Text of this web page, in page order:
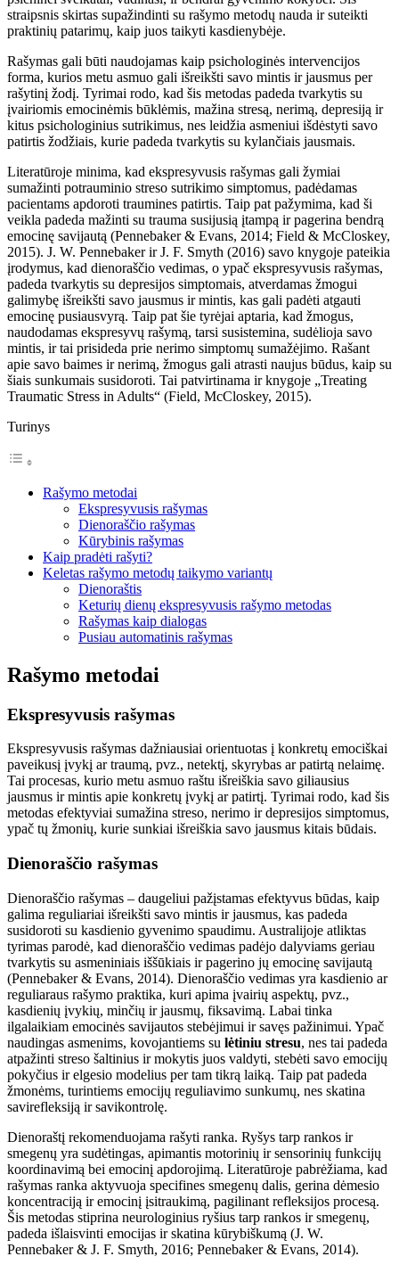
straipsnis skirtas supažindinti su rašymo metodų nauda ir suteikti
praktinių patarimų, kaip juos taikyti kasdienybėje.
Rašymas gali būti naudojamas kaip psichologinės intervencijos
forma, kurios metu asmuo gali išreikšti savo mintis ir jausmus per
rašytinį žodį. Tyrimai rodo, kad šis metodas padeda tvarkytis su
įvairiomis emocinėmis būklėmis, mažina stresą, nerimą, depresiją ir
kitus psichologinius sutrikimus, nes leidžia asmeniui išdėstyti savo
patirtis žodžiais, kurie padeda tvarkytis su kylančiais jausmais.
Literatūroje minima, kad ekspresyvusis rašymas gali žymiai
sumažinti potrauminio streso sutrikimo simptomus, padėdamas
pacientams apdoroti traumines patirtis. Taip pat pažymima, kad ši
veikla padeda mažinti su trauma susijusią įtampą ir pagerina bendrą
emocinę savijautą (Pennebaker & Evans, 2014; Field & McCloskey,
2015). J. W. Pennebaker ir J. F. Smyth (2016) savo knygoje pateikia
įrodymus, kad dienoraščio vedimas, o ypač ekspresyvusis rašymas,
padeda tvarkytis su depresijos simptomais, atverdamas žmogui
galimybę išreikšti savo jausmus ir mintis, kas gali padėti atgauti
emocinę pusiausvyrą. Taip pat šie tyrėjai aptaria, kad žmogus,
naudodamas ekspresyvų rašymą, tarsi susistemina, sudėlioja savo
mintis, ir tai prisideda prie nerimo simptomų sumažėjimo. Rašant
apie savo baimes ir nerimą, žmogus gali atrasti naujus būdus, kaip su
šiais sunkumais susidoroti. Tai patvirtinama ir knygoje „Treating
Traumatic Stress in Adults“ (Field, McCloskey, 2015).
Turinys
Rašymo metodai
Ekspresyvusis rašymas
Dienoraščio rašymas
Kūrybinis rašymas
Kaip pradėti rašyti?
Keletas rašymo metodų taikymo variantų
Dienoraštis
Keturių dienų ekspresyvusis rašymo metodas
Rašymas kaip dialogas
Pusiau automatinis rašymas
Rašymo metodai
Ekspresyvusis rašymas
Ekspresyvusis rašymas dažniausiai orientuotas į konkretų emociškai
paveikusį įvykį ar traumą, pvz., netektį, skyrybas ar patirtą nelaimę.
Tai procesas, kurio metu asmuo raštu išreiškia savo giliausius
jausmus ir mintis apie konkretų įvykį ar patirtį. Tyrimai rodo, kad šis
metodas efektyviai sumažina streso, nerimo ir depresijos simptomus,
ypač tų žmonių, kurie sunkiai išreiškia savo jausmus kitais būdais.
Dienoraščio rašymas
Dienoraščio rašymas – daugeliui pažįstamas efektyvus būdas, kaip
galima reguliariai išreikšti savo mintis ir jausmus, kas padeda
susidoroti su kasdienio gyvenimo spaudimu. Australijoje atliktas
tyrimas parodė, kad dienoraščio vedimas padėjo dalyviams geriau
tvarkytis su asmeniniais iššūkiais ir pagerino jų emocinę savijautą
(Pennebaker & Evans, 2014). Dienoraščio vedimas yra kasdienio ar
reguliaraus rašymo praktika, kuri apima įvairių aspektų, pvz.,
kasdienių įvykių, minčių ir jausmų, fiksavimą. Labai tinka
ilgalaikiam emocinės savijautos stebėjimui ir savęs pažinimui. Ypač
naudingas asmenims, kovojantiems su lėtiniu stresu, nes tai padeda
atpažinti streso šaltinius ir mokytis juos valdyti, stebėti savo emocijų
pokyčius ir elgesio modelius per tam tikrą laiką. Taip pat padeda
žmonėms, turintiems emocijų reguliavimo sunkumų, nes skatina
savirefleksiją ir savikontrolę.
Dienoraštį rekomenduojama rašyti ranka. Ryšys tarp rankos ir
smegenų yra sudėtingas, apimantis motorinių ir sensorinių funkcijų
koordinavimą bei emocinį apdorojimą. Literatūroje pabrėžiama, kad
rašymas ranka aktyvuoja specifines smegenų dalis, gerina dėmesio
koncentraciją ir emocinį įsitraukimą, pagilinant refleksijos procesą.
Šis metodas stiprina neurologinius ryšius tarp rankos ir smegenų,
padeda išlaisvinti emocijas ir skatina kūrybiškumą (J. W.
Pennebaker & J. F. Smyth, 2016; Pennebaker & Evans, 2014).